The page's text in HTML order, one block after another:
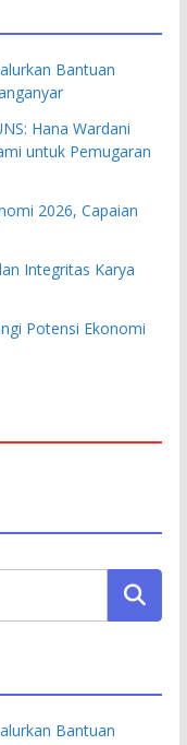
Bantuan
Hana Wardani
untuk Pemugaran
2026, Capaian
Integritas Karya
Potensi Ekonomi
Bantuan